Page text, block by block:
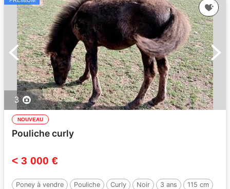
3
NOUVEAU
Pouliche curly
< 3 000 €
Poney à vendre Pouliche Curly Noir 3 ans
115 cm